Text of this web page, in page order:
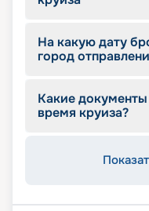
тур по более
сайте и
На какую дату
город
Какие
время круиза?